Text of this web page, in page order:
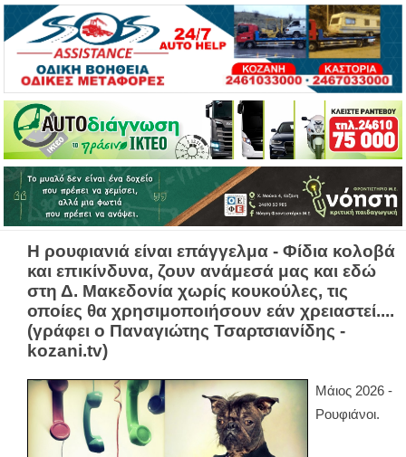
Η ρουφιανιά είναι επάγγελμα - Φίδια κολοβά
και επικίνδυνα, ζουν ανάμεσά μας και εδώ
στη Δ. Μακεδονία χωρίς κουκούλες, τις
οποίες θα χρησιμοποιήσουν εάν χρειαστεί....
(γράφει ο Παναγιώτης Τσαρτσιανίδης -
kozani.tv)
Μάιος 2026 -
Ρουφιάνοι.